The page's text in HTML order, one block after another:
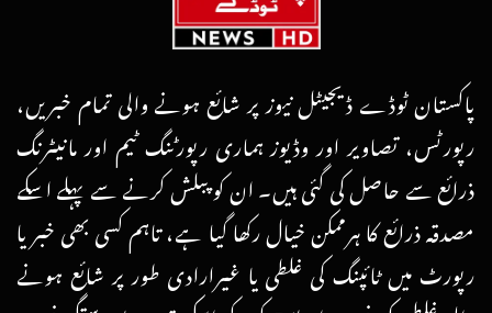
پاکستان ٹوڈے ڈیجیٹل نیوز پر شائع ہونے والی تمام خبریں،
رپورٹس، تصاویر اور وڈیوز ہماری رپورٹنگ ٹیم اور مانیٹرنگ
ذرائع سے حاصل کی گئی ہیں۔ ان کو پبلش کرنے سے پہلے اسکے
مصدقہ ذرائع کا ہرممکن خیال رکھا گیا ہے، تاہم کسی بھی خبر یا
رپورٹ میں ٹائپنگ کی غلطی یا غیرارادی طور پر شائع ہونے